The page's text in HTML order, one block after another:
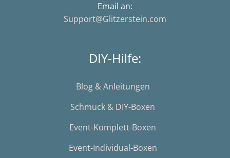
Email an:
Support@Glitzerstein.com
DIY-Hilfe:
Blog & Anleitungen
Schmuck & DIY-Boxen
Event-Komplett-Boxen
Event-Individual-Boxen